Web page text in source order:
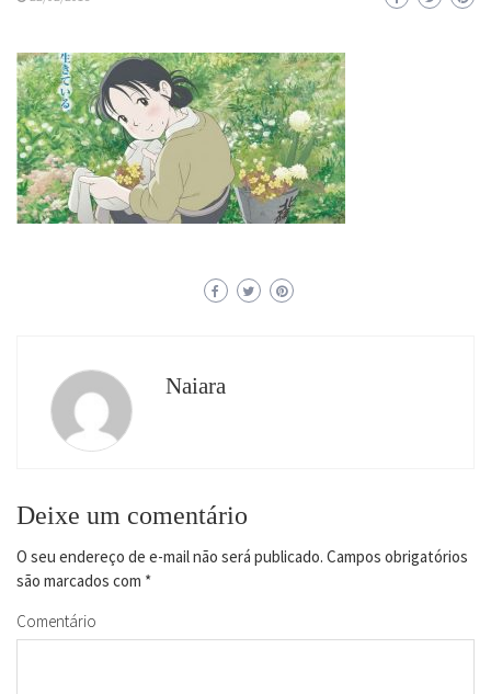
Naiara
Deixe um comentário
O seu endereço de e-mail não será publicado. Campos obrigatórios
são marcados com *
Comentário